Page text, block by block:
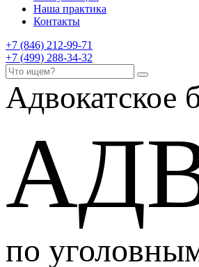
Наша практика
Контакты
+7 (846) 212-99-71
+7 (499) 288-34-32
Адвокатское
по